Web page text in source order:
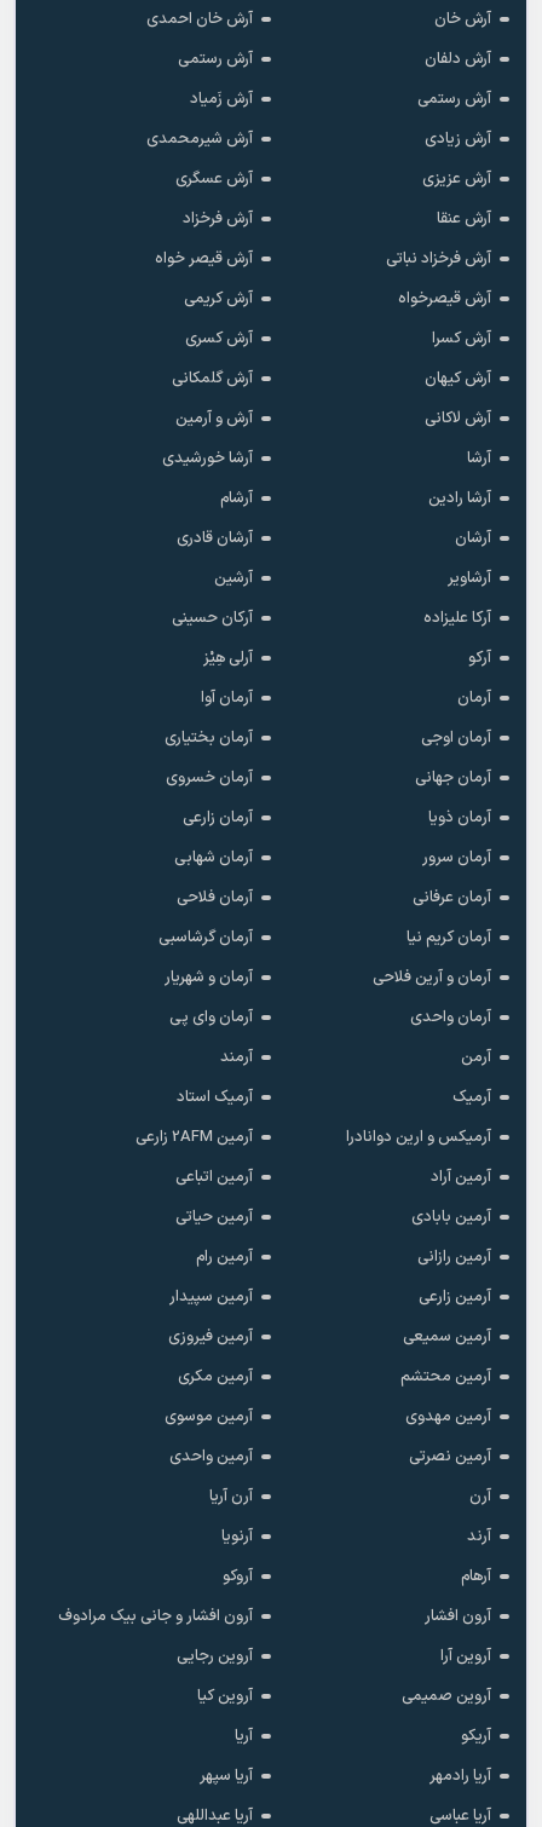
آرش خان
آرش خان احمدی
آرش دلفان
آرش رستمى
آرش رستمی
آرش زَمیاد
آرش زیادی
آرش شیرمحمدی
آرش عزیزی
آرش عسگری
آرش عنقا
آرش فرخزاد
آرش فرخزاد نباتی
آرش قیصر خواه
آرش قیصرخواه
آرش کریمی
آرش کسرا
آرش کسری
آرش کیهان
آرش گلمکانی
آرش لاکانی
آرش و آرمین
آرشا
آرشا خورشیدی
آرشا رادین
آرشام
آرشان
آرشان قادری
آرشاویر
آرشین
آرکا علیزاده
آرکان حسینی
آرکو
آرلی هِیْز
آرمان
آرمان آوا
آرمان اوجی
آرمان بختیاری
آرمان جهانی
آرمان خسروی
آرمان ذویا
آرمان زارعی
آرمان سرور
آرمان شهابی
آرمان عرفانی
آرمان فلاحی
آرمان کریم نیا
آرمان گرشاسبی
آرمان و آرین فلاحی
آرمان و شهریار
آرمان واحدی
آرمان وای پی
آرمن
آرمند
آرمیک
آرمیک استاد
آرمیکس و ارین دوانادرا
آرمین 2AFM زارعی
آرمین آراد
آرمین اتباعی
آرمین بابادی
آرمین حیاتی
آرمین رازانی
آرمین رام
آرمین زارعی
آرمین سپیدار
آرمین سمیعی
آرمین فیروزی
آرمین محتشم
آرمین مکری
آرمین مهدوی
آرمین موسوی
آرمین نصرتی
آرمین واحدی
آرن
آرن آریا
آرند
آرنویا
آرهام
آروکو
آرون افشار
آرون افشار و جانی بیک مرادوف
آروین آرا
آروین رجایی
آروین صمیمی
آروین کیا
آریکو
آریا
آریا رادمهر
آریا سپهر
آریا عباسی
آریا عبداللهی